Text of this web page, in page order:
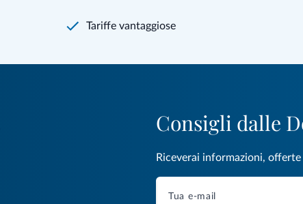
Tariffe vantaggiose
Consigli dalle
Riceverai informazioni,